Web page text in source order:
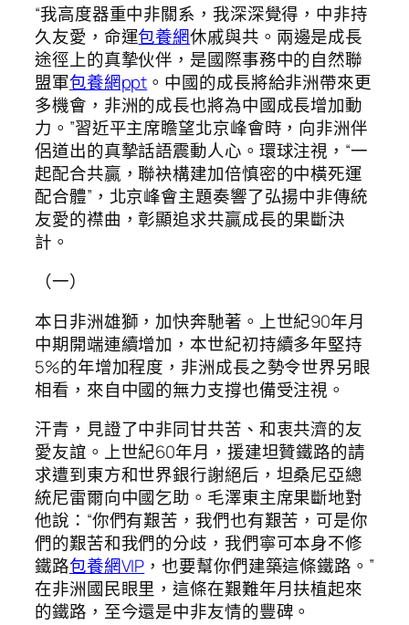
“我高度器重中非關系，我深深覺得，中非持
久友愛，命運包養網休戚與共。兩邊是成長
途徑上的真摯伙伴，是國際事務中的自然聯
盟軍包養網ppt 。中國的成長將給非洲帶來更
多機會，非洲的成長也將為中國成長增加動
力。”習近平主席瞻望北京峰會時，向非洲伴
侶道出的真摯話語震動人心。環球注視，“一
起配合共贏，聯袂構建加倍慎密的中橫死運
配合體”，北京峰會主題奏響了弘揚中非傳統
友愛的襟曲，彰顯追求共贏成長的果斷決
計。
（一）
本日非洲雄獅，加快奔馳著。上世紀90年月
中期開端連續增加，本世紀初持續多年堅持
5%的年增加程度，非洲成長之勢令世界另眼
相看，來自中國的無力支撐也備受注視。
汗青，見證了中非同甘共苦、和衷共濟的友
愛友誼。上世紀60年月，援建坦贊鐵路的請
求遭到東方和世界銀行謝絕后，坦桑尼亞總
統尼雷爾向中國乞助。毛澤東主席果斷地對
他說：“你們有艱苦，我們也有艱苦，可是你
們的艱苦和我們的分歧，我們寧可本身不修
鐵路包養網VIP ，也要幫你們建築這條鐵路。”
在非洲國民眼里，這條在艱難年月扶植起來
的鐵路，至今還是中非友情的豐碑。